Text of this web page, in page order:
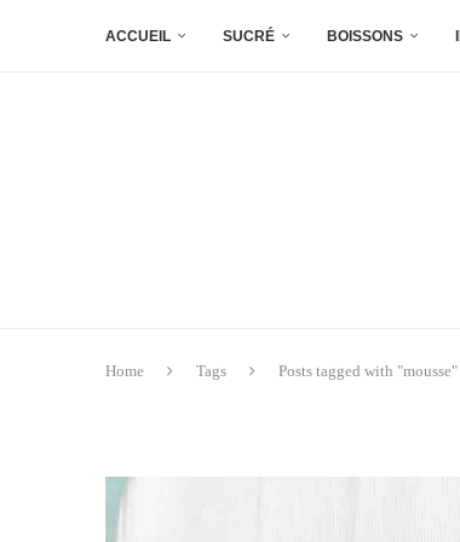
ACCUEIL SUCRÉ BOISSONS
Home Tags Posts tagged with "mousse"